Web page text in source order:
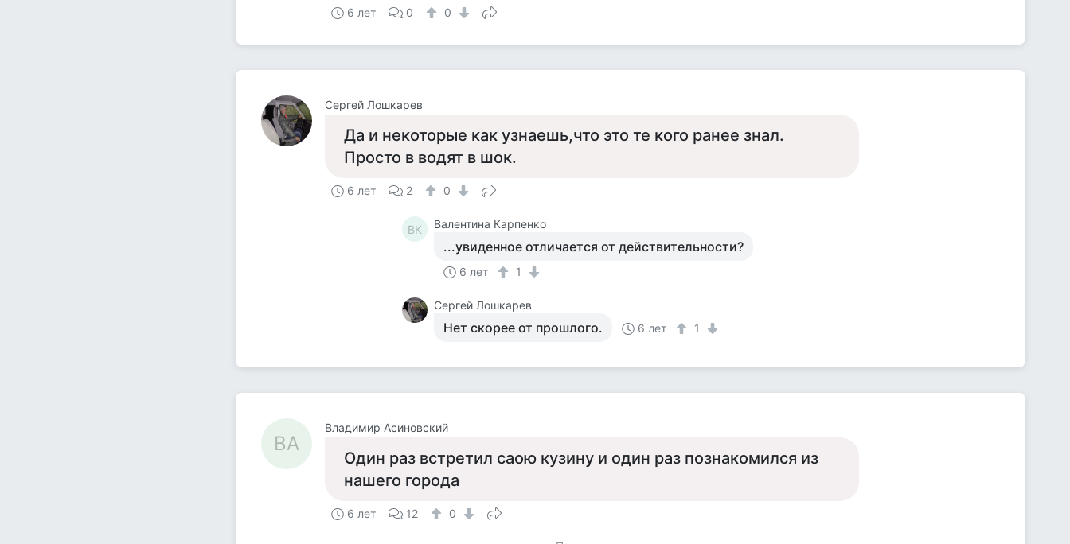
6 лет 0 0
Сергей Лошкарев
Да и некоторые как узнаешь,что это те кого ранее знал.
Просто в водят в шок.
6 лет 2 0
ВК Валентина Карпенко
...увиденное отличается от действительности?
6 лет 1
Сергей Лошкарев
Нет скорее от прошлого. 6 лет 1
ВА
Владимир Асиновский
Один раз встретил саою кузину и один раз познакомился из
нашего города
6 лет 12 0